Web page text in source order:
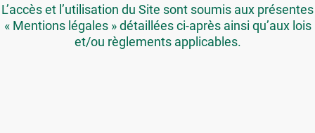
L’accès et l’utilisation du Site sont soumis aux présentes
« Mentions légales » détaillées ci-après ainsi qu’aux lois
et/ou règlements applicables.